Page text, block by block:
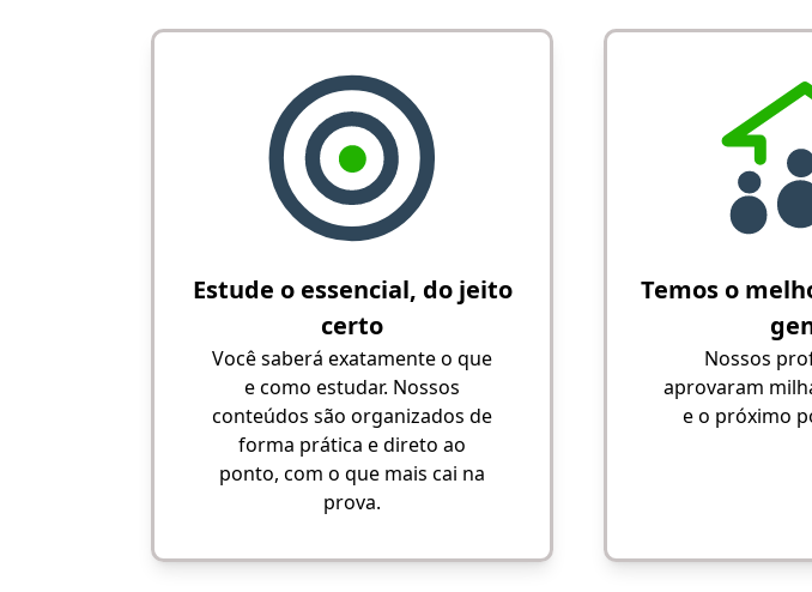
Estude o essencial, do jeito
certo
Você saberá exatamente o que
e como estudar. Nossos
conteúdos são organizados de
forma prática e direto ao
ponto, com o que mais cai na
prova.
Temos o
Nossos
aprovaram
e o próximo